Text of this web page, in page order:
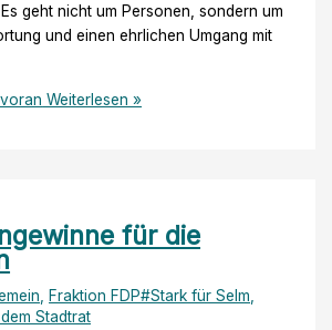
geht nicht um Personen, sondern um
und einen ehrlichen Umgang mit
Weiterlesen »
für die
Fraktion FDP#Stark für Selm
Stadtrat